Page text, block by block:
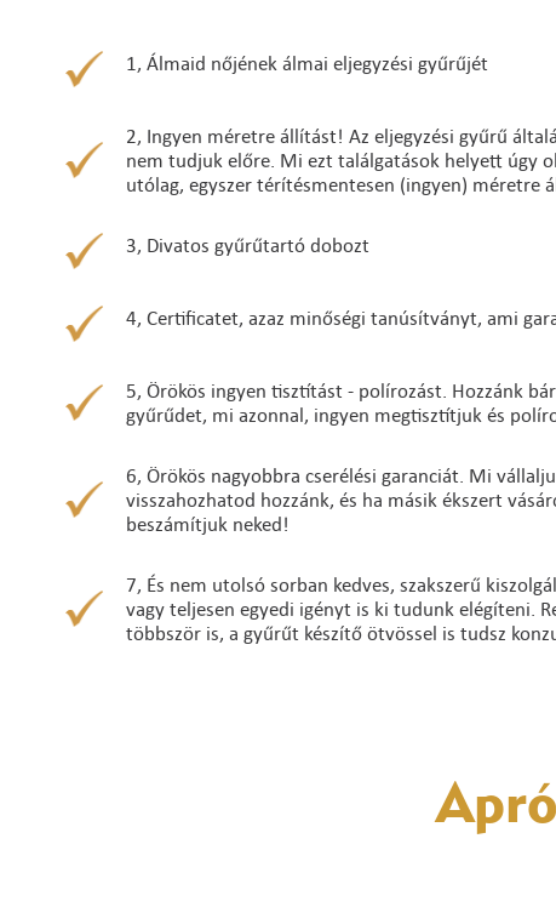
1, Álmaid nőjének álmai eljegyzési gyűrűjét
2, Ingyen méretre állítást! Az eljegyzési gyűrű
nem tudjuk előre. Mi ezt találgatások helyett úgy
utólag, egyszer térítésmentesen (ingyen) méretre
3, Divatos gyűrűtartó dobozt
4, Certificatet, azaz minőségi tanúsítványt, ami
5, Örökös ingyen tisztítást - polírozást. Hozzánk
gyűrűdet, mi azonnal, ingyen megtisztítjuk és
6, Örökös nagyobbra cserélési garanciát. Mi
visszahozhatod hozzánk, és ha másik ékszert
beszámítjuk neked!
7, És nem utolsó sorban kedves, szakszerű
vagy teljesen egyedi igényt is ki tudunk elégíteni.
többször is, a gyűrűt készítő ötvössel is tudsz